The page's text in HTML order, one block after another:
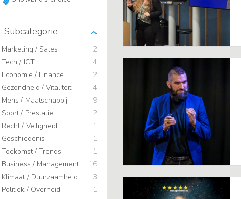
Subcategorie
Marketing / Sales
2
Tech / ICT
4
Economie / Finance
2
Gezondheid / Vitaliteit
4
Mens / Maatschappij
9
Sport / Prestatie
2
Recht / Veiligheid
1
Geschiedenis
1
Toekomst / Trends
1
Business / Management
16
Klimaat / Duurzaamheid
3
Politiek / Overheid
1